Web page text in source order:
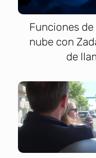
Funciones de
nube con
de